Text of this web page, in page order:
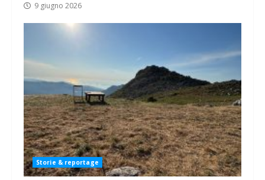
9 giugno 2026
Storie & reportage